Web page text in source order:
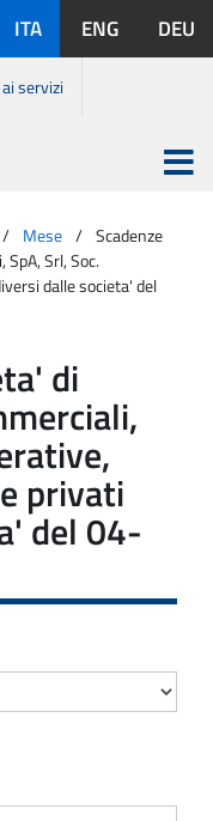
disponibili:
ITA ENG DEU
servizi
Apri
menu
Mese
Scadenze
Srl, Soc.
dalle societa' del
di
privati
del 04-